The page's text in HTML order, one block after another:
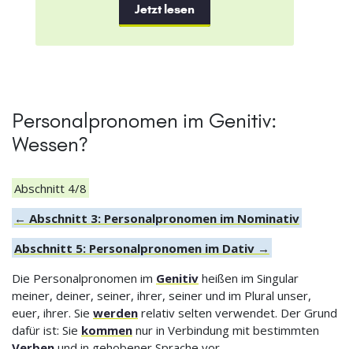
Jetzt lesen
Personalpronomen im Genitiv:
Wessen?
Abschnitt 4/8
← Abschnitt 3: Personalpronomen im Nominativ
Abschnitt 5: Personalpronomen im Dativ →
Die Personalpronomen im Genitiv heißen im Singular
meiner, deiner, seiner, ihrer, seiner und im Plural unser,
euer, ihrer. Sie werden relativ selten verwendet. Der Grund
dafür ist: Sie kommen nur in Verbindung mit bestimmten